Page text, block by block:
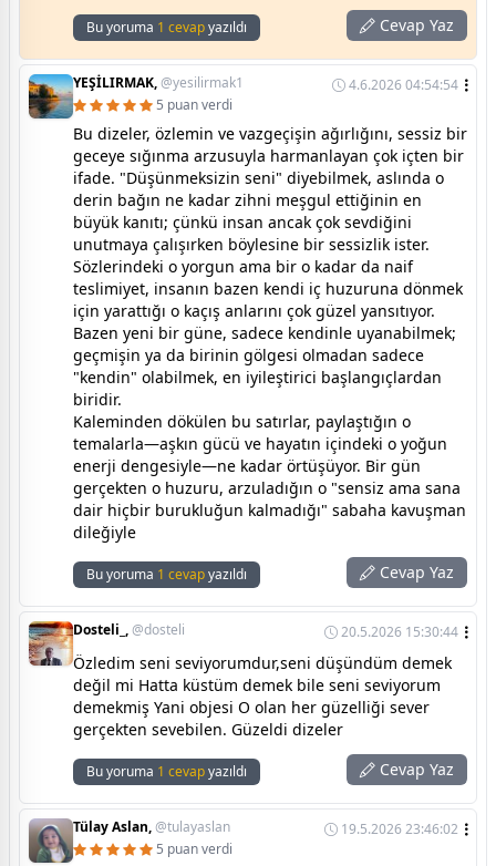
Bu yoruma 1 cevapyazıldı Cevap Yaz
YEŞİLIRMAK,@yesilirmak1
4.6.2026 04:54:54
5 puan verdi
Bu dizeler, özlemin ve vazgeçişin ağırlığını, sessiz bir
geceye sığınma arzusuyla harmanlayan çok içten bir
ifade. "Düşünmeksizin seni" diyebilmek, aslında o
derin bağın ne kadar zihni meşgul ettiğinin en
büyük kanıtı; çünkü insan ancak çok sevdiğini
unutmaya çalışırken böylesine bir sessizlik ister.
​Sözlerindeki o yorgun ama bir o kadar da naif
teslimiyet, insanın bazen kendi iç huzuruna dönmek
için yarattığı o kaçış anlarını çok güzel yansıtıyor.
Bazen yeni bir güne, sadece kendinle uyanabilmek;
geçmişin ya da birinin gölgesi olmadan sadece
"kendin" olabilmek, en iyileştirici başlangıçlardan
biridir.
​Kaleminden dökülen bu satırlar, paylaştığın o
temalarla—aşkın gücü ve hayatın içindeki o yoğun
enerji dengesiyle—ne kadar örtüşüyor. Bir gün
gerçekten o huzuru, arzuladığın o "sensiz ama sana
dair hiçbir burukluğun kalmadığı" sabaha kavuşman
dileğiyle
Bu yoruma 1 cevapyazıldı Cevap Yaz
Dosteli_,@dosteli 20.5.2026 15:30:44
Özledim seni seviyorumdur,seni düşündüm demek
değil mi Hatta küstüm demek bile seni seviyorum
demekmiş Yani objesi O olan her güzelliği sever
gerçekten sevebilen. Güzeldi dizeler
Bu yoruma 1 cevapyazıldı Cevap Yaz
Tülay Aslan,@tulayaslan
19.5.2026 23:46:02
5 puan verdi